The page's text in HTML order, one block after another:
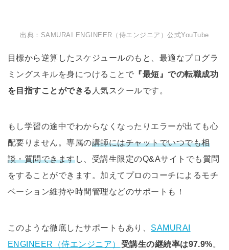
出典：SAMURAI ENGINEER（侍エンジニア）公式YouTube
目標から逆算したスケジュールのもと、最適なプログラ
ミングスキルを身につけることで 『最短』での転職成功
を目指すことができる 人気スクールです。
もし学習の途中でわからなくなったりエラーが出ても心
配要りません。専属の講師にはチャットでいつでも相
談・質問できますし、受講生限定のQ&Aサイトでも質問
をすることができます。加えてプロのコーチによるモチ
ベーション維持や時間管理などのサポートも！
このような徹底したサポートもあり、 SAMURAI
ENGINEER（侍エンジニア）
受講生の継続率は97.9%。